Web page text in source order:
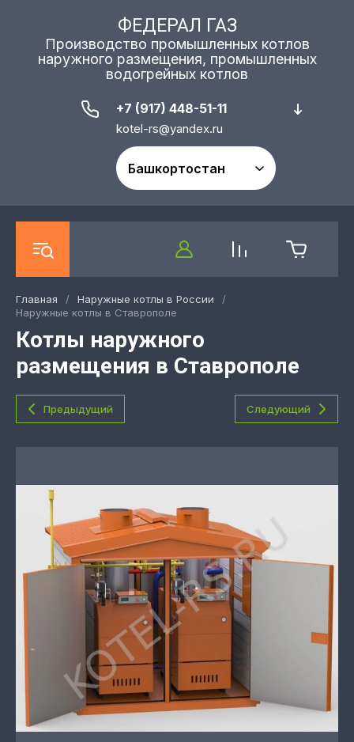
ФЕДЕРАЛ ГАЗ
Производство промышленных котлов
наружного размещения, промышленных
водогрейных котлов
+7 (917) 448-51-11
kotel-rs@yandex.ru
Главная / Наружные котлы в России
/
Наружные котлы в Ставрополе
Котлы наружного
размещения в Ставрополе
Предыдущий Следующий